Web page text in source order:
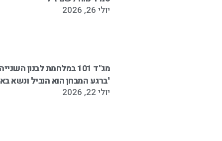
יולי 26, 2026
מג"ד 101 במלחמת לבנון
"ברגע המבחן הוא הוביל ונשא
יולי 22, 2026